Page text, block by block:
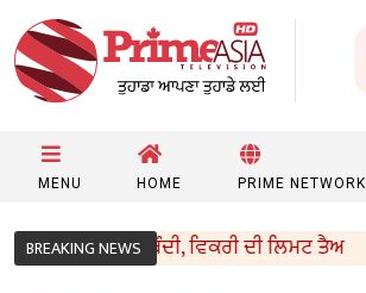
MENU HOME PRIME NETWORK
BREAKING NEWS
‘ਤੇ ਨਵੀਂ ਪਾਬੰਦੀ, ਵਿਕਰੀ ਦੀ ਲਿਮਟ ਤੈਅ